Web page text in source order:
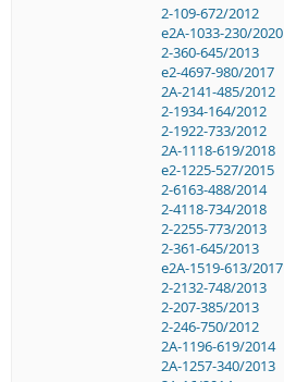
2-109-672/2012
e2A-1033-230/2020
2-360-645/2013
e2-4697-980/2017
2A-2141-485/2012
2-1934-164/2012
2-1922-733/2012
2A-1118-619/2018
e2-1225-527/2015
2-6163-488/2014
2-4118-734/2018
2-2255-773/2013
2-361-645/2013
e2A-1519-613/2017
2-2132-748/2013
2-207-385/2013
2-246-750/2012
2A-1196-619/2014
2A-1257-340/2013